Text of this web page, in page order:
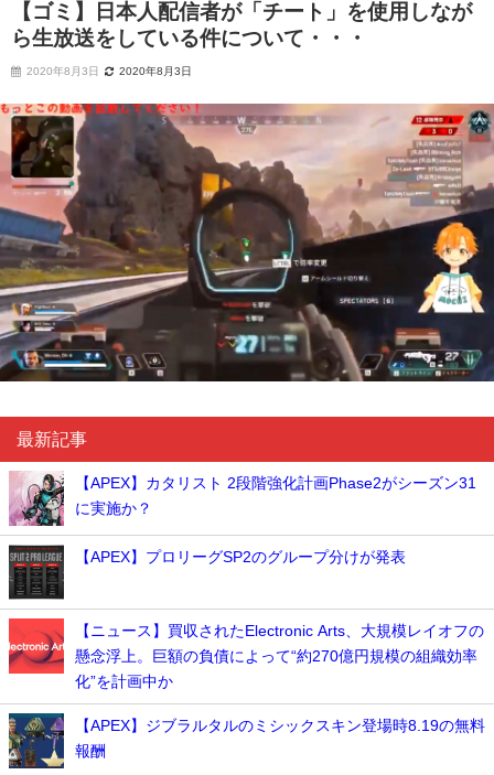
【ゴミ】日本人配信者が「チート」を使用しなが
ら生放送をしている件について・・・
2020年8月3日 2020年8月3日
最新記事
【APEX】カタリスト 2段階強化計画Phase2がシーズン31
に実施か？
【APEX】プロリーグSP2のグループ分けが発表
【ニュース】買収されたElectronic Arts、大規模レイオフの
懸念浮上。巨額の負債によって“約270億円規模の組織効率
化”を計画中か
【APEX】ジブラルタルのミシックスキン登場時8.19の無料
報酬